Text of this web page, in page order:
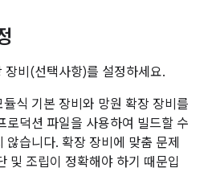
장비(선택사항)를 설정하세요.
식 기본 장비와 망원 확장 장비를
로덕션 파일을 사용하여 빌드할 수
않습니다. 확장 장비에 맞춤 문제
및 조립이 정확해야 하기 때문입